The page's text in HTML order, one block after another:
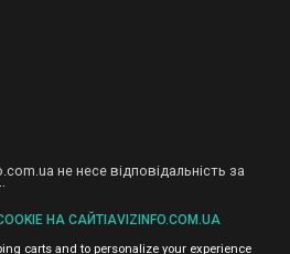
не несе відповідальність за
зареєстрованих користувачів
Ми не відповідаємо за правила
НА САЙТІAVIZINFO.COM.UA
carts and to personalize your experience